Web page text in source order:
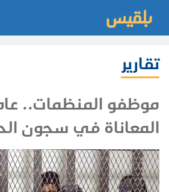
تقارير
موظفو المنظمات..
المعاناة في سجون